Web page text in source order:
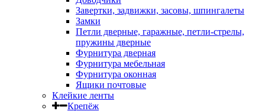
Завертки, задвижки, засовы, шпингалеты
Замки
Петли дверные, гаражные, петли-стрелы,
пружины дверные
Фурнитура дверная
Фурнитура мебельная
Фурнитура оконная
Ящики почтовые
Клейкие ленты
Крепёж